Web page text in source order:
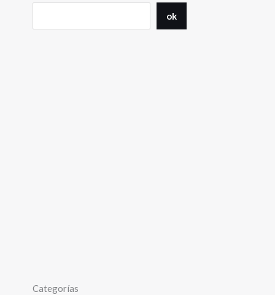
ok
Categorías